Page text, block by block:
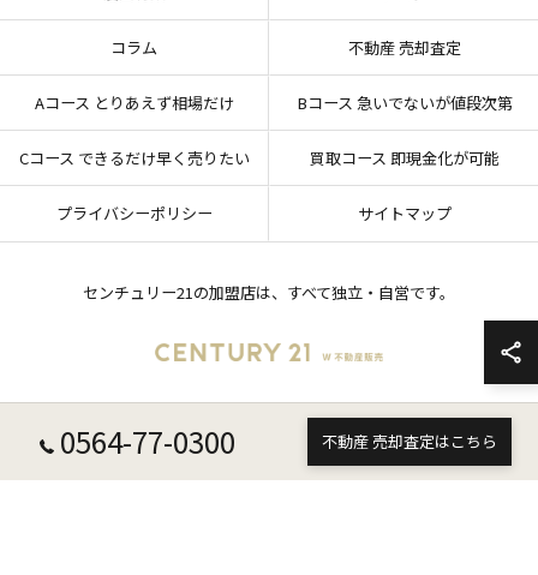
0564-77-0300 不動産 売却査定はこちら
コラム 不動産 売却査定
Aコース とりあえず相場だけ Bコース 急いでないが値段次第
Cコース できるだけ早く売りたい 買取コース 即現金化が可能
プライバシーポリシー サイトマップ
センチュリー21の加盟店は、すべて独立・自営です。
© 2026 愛知県岡崎市の不動産売却ならセンチュリー21 W不動産販売 ALL RIGHTS
RESERVED.